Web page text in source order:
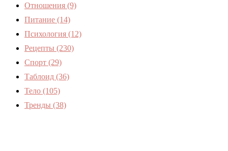
Отношения (9)
Питание (14)
Психология (12)
Рецепты (230)
Спорт (29)
Таблоид (36)
Тело (105)
Тренды (38)